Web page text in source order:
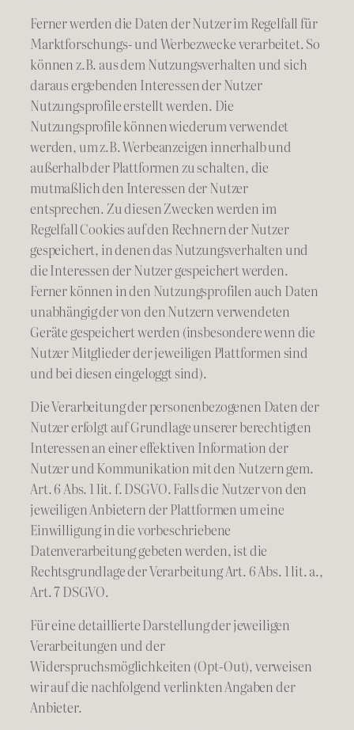
Ferner werden die Daten der Nutzer im Regelfall für
Marktforschungs- und Werbezwecke verarbeitet. So
können z.B. aus dem Nutzungsverhalten und sich
daraus ergebenden Interessen der Nutzer
Nutzungsprofile erstellt werden. Die
Nutzungsprofile können wiederum verwendet
werden, um z.B. Werbeanzeigen innerhalb und
außerhalb der Plattformen zu schalten, die
mutmaßlich den Interessen der Nutzer
entsprechen. Zu diesen Zwecken werden im
Regelfall Cookies auf den Rechnern der Nutzer
gespeichert, in denen das Nutzungsverhalten und
die Interessen der Nutzer gespeichert werden.
Ferner können in den Nutzungsprofilen auch Daten
unabhängig der von den Nutzern verwendeten
Geräte gespeichert werden (insbesondere wenn die
Nutzer Mitglieder der jeweiligen Plattformen sind
und bei diesen eingeloggt sind).
Die Verarbeitung der personenbezogenen Daten der
Nutzer erfolgt auf Grundlage unserer berechtigten
Interessen an einer effektiven Information der
Nutzer und Kommunikation mit den Nutzern gem.
Art. 6 Abs. 1 lit. f. DSGVO. Falls die Nutzer von den
jeweiligen Anbietern der Plattformen um eine
Einwilligung in die vorbeschriebene
Datenverarbeitung gebeten werden, ist die
Rechtsgrundlage der Verarbeitung Art. 6 Abs. 1 lit. a.,
Art. 7 DSGVO.
Für eine detaillierte Darstellung der jeweiligen
Verarbeitungen und der
Widerspruchsmöglichkeiten (Opt-Out), verweisen
wir auf die nachfolgend verlinkten Angaben der
Anbieter.